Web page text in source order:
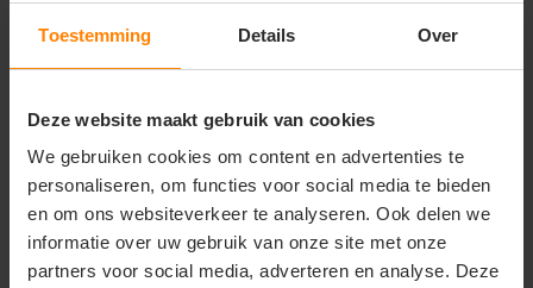
Toestemming Details Over
Deze website maakt gebruik van cookies
We gebruiken cookies om content en advertenties te
personaliseren, om functies voor social media te bieden
en om ons websiteverkeer te analyseren. Ook delen we
informatie over uw gebruik van onze site met onze
partners voor social media, adverteren en analyse. Deze